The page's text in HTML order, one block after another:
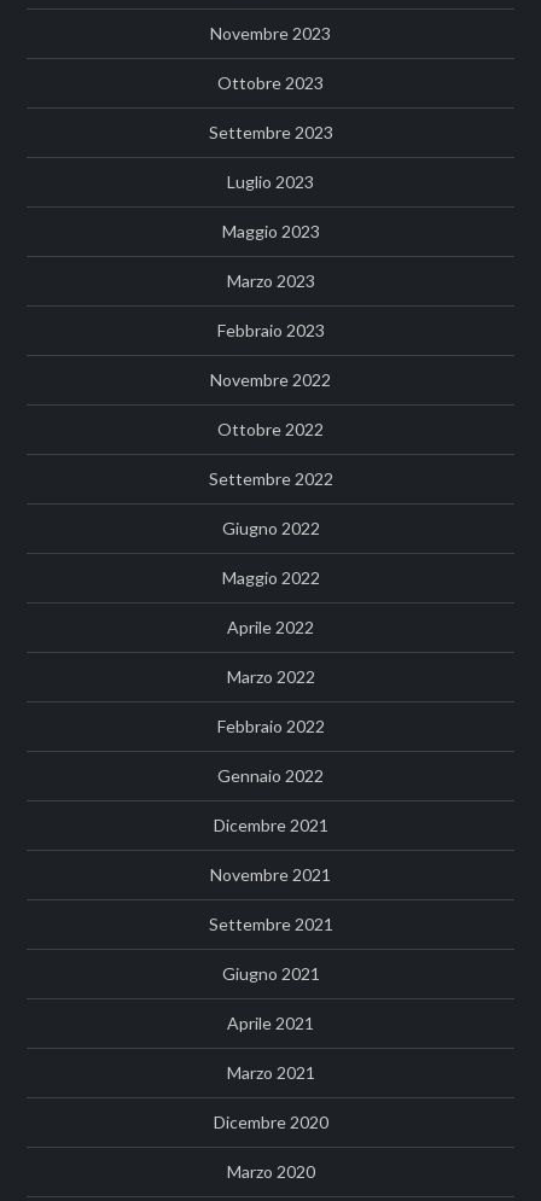
Novembre 2023
Ottobre 2023
Settembre 2023
Luglio 2023
Maggio 2023
Marzo 2023
Febbraio 2023
Novembre 2022
Ottobre 2022
Settembre 2022
Giugno 2022
Maggio 2022
Aprile 2022
Marzo 2022
Febbraio 2022
Gennaio 2022
Dicembre 2021
Novembre 2021
Settembre 2021
Giugno 2021
Aprile 2021
Marzo 2021
Dicembre 2020
Marzo 2020